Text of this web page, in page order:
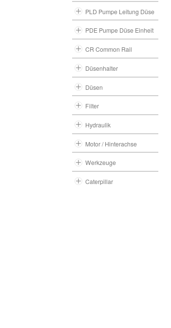
PLD Pumpe Leitung Düse
PDE Pumpe Düse Einheit
CR Common Rail
Düsenhalter
Düsen
Filter
Hydraulik
Motor / Hinterachse
Werkzeuge
Caterpillar